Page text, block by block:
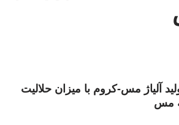
آلیاژ مس-کروم با میزان حلالیت
مس